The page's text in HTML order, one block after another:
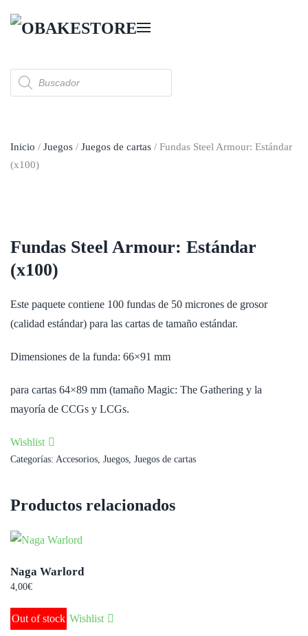
Búsqueda
de
productos
Inicio / Juegos / Juegos de cartas / Fundas Steel Armour: Estándar
(x100)
Fundas Steel Armour: Estándar
(x100)
Este paquete contiene 100 fundas de 50 micrones de grosor
(calidad estándar) para las cartas de tamaño estándar.
Dimensiones de la funda: 66×91 mm
para cartas 64×89 mm (tamaño Magic: The Gathering y la
mayoría de CCGs y LCGs.
Wishlist
Categorías: Accesorios, Juegos, Juegos de cartas
Productos relacionados
Naga Warlord
4,00€
Out of stock Wishlist